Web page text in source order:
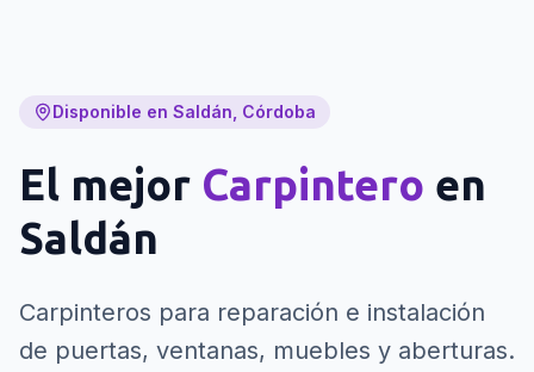
Disponible en Saldán, Córdoba
El mejor Carpintero en
Saldán
Carpinteros para reparación e instalación
de puertas, ventanas, muebles y aberturas.